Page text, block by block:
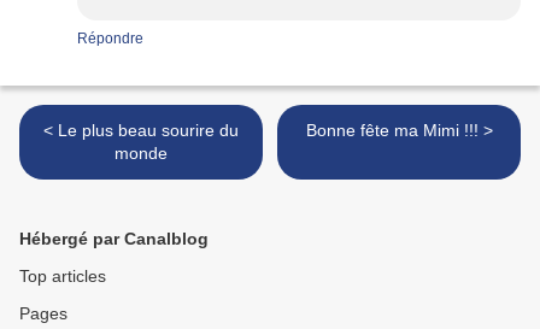
Répondre
< Le plus beau sourire du
monde
Bonne fête ma Mimi !!! >
Hébergé par Canalblog
Top articles
Pages